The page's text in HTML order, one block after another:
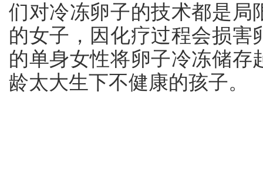
们对冷冻卵子的技术都是局
的女子，因化疗过程会损害
的单身女性将卵子冷冻储存
龄太大生下不健康的孩子。